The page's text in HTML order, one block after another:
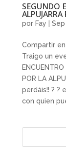
SEGUNDO
por Fay Sep
Compartir en
Traigo un
POR LA
perdáis!! ? ?
con quien